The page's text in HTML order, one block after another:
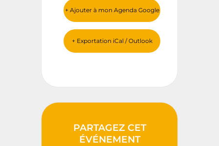
+ Ajouter à mon Agenda Google
+ Exportation iCal / Outlook
PARTAGEZ CET
ÉVÉNEMENT